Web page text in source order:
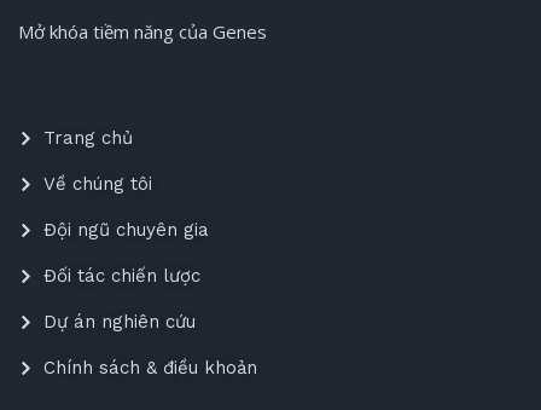
Mở khóa tiềm năng của Genes
Trang chủ
Về chúng tôi
Đội ngũ chuyên gia
Đối tác chiến lược
Dự án nghiên cứu
Chính sách & điều khoản